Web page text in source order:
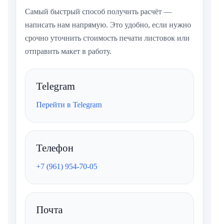
Самый быстрый способ получить расчёт —
написать нам напрямую. Это удобно, если нужно
срочно уточнить стоимость печати листовок или
отправить макет в работу.
Telegram
Перейти в Telegram
Телефон
+7 (961) 954-70-05
Почта